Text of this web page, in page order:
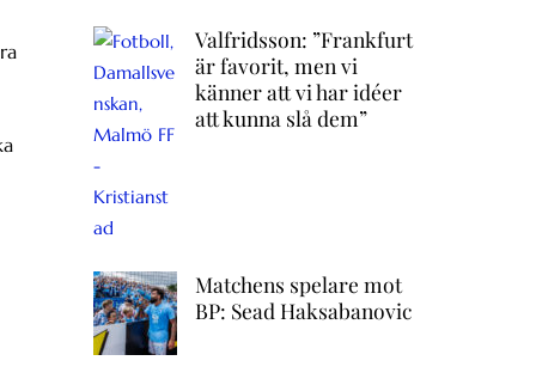
Valfridsson: ”Frankfurt
är favorit, men vi
känner att vi har idéer
att kunna slå dem”
Matchens spelare mot
BP: Sead Haksabanovic